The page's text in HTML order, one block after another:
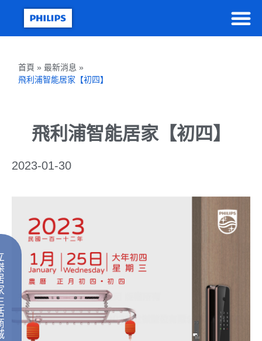
首頁 » 最新消息 »
飛利浦智能居家【初四】
飛利浦智能居家【初四】
2023-01-30